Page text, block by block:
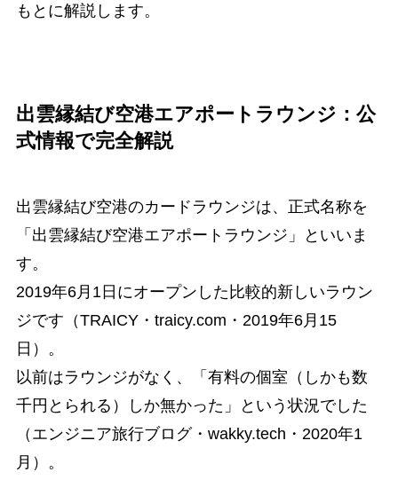
もとに解説します。
出雲縁結び空港エアポートラウンジ：公
式情報で完全解説
出雲縁結び空港のカードラウンジは、正式名称を
「出雲縁結び空港エアポートラウンジ」といいま
す。
2019年6月1日にオープンした比較的新しいラウン
ジです（TRAICY・traicy.com・2019年6月15
日）。
以前はラウンジがなく、「有料の個室（しかも数
千円とられる）しか無かった」という状況でした
（エンジニア旅行ブログ・wakky.tech・2020年1
月）。